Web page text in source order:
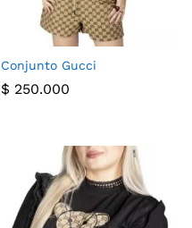
Conjunto Gucci
$ 250.000